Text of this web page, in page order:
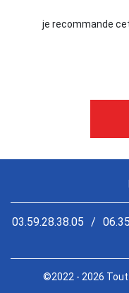
les yeux fermés !!!
03.59.28.38.05 /
©2022 - 2026